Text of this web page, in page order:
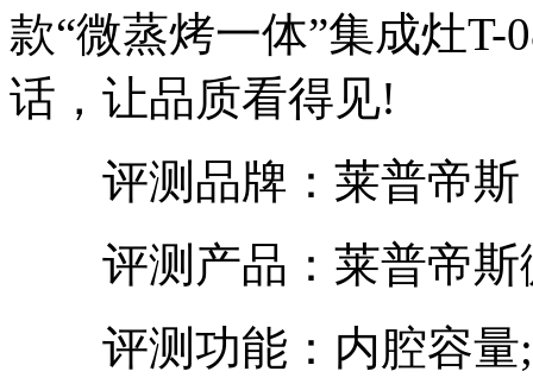
款“微蒸烤一体”集成灶
话，让品质看得见!
评测品牌：莱普帝斯
评测产品：莱普帝斯
评测功能：内腔容量